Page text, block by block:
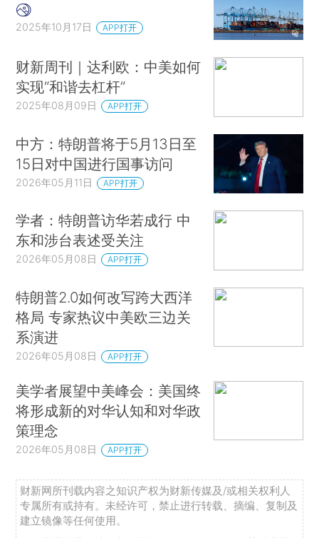
2025年10月17日 APP打开
财新周刊｜达利欧：中美如何
实现“和谐去杠杆”
2025年08月09日 APP打开
中方：特朗普将于5月13日至
15日对中国进行国事访问
2026年05月11日 APP打开
学者：特朗普访华若成行 中
东和涉台表述受关注
2026年05月08日 APP打开
特朗普2.0如何改写跨大西洋
格局 专家热议中美欧三边关
系演进
2026年05月08日 APP打开
美学者展望中美峰会：美国终
将形成新的对华认知和对华政
策理念
2026年05月08日 APP打开
财新网所刊载内容之知识产权为财新传媒及/或相关权利人
专属所有或持有。未经许可，禁止进行转载、摘编、复制及
建立镜像等任何使用。